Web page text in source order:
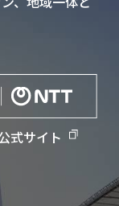
式サイト